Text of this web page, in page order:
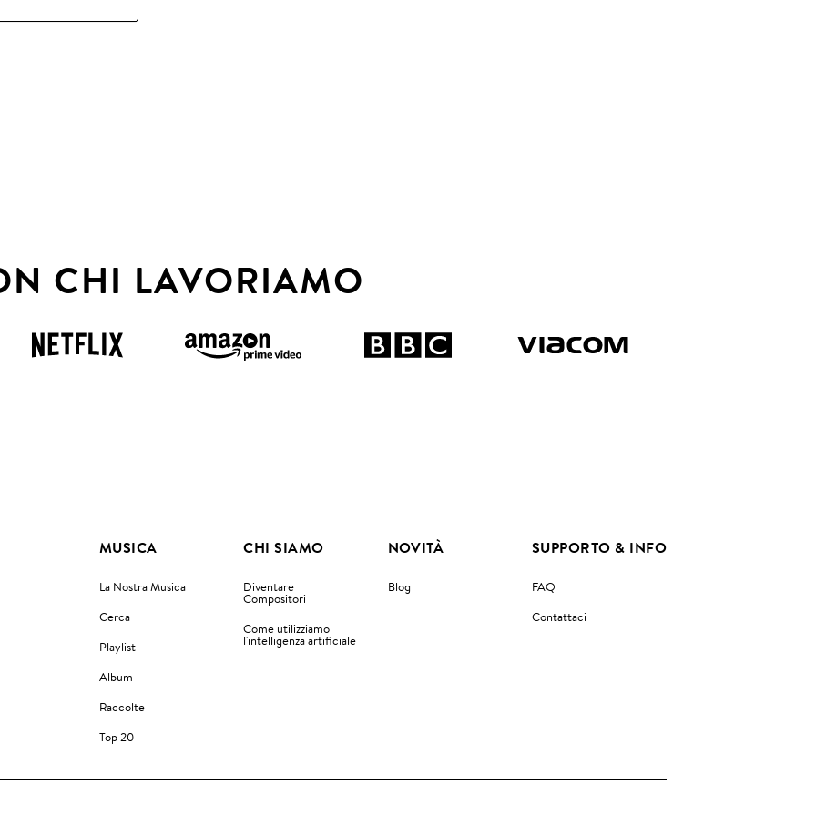
CHI LAVORIAMO
MUSICA
La Nostra Musica
Cerca
Playlist
Album
Raccolte
Top 20
CHI SIAMO
Diventare
Compositori
Come utilizziamo
l'intelligenza artificiale
NOVITÀ
Blog
SUPPORTO & INFO
FAQ
Contattaci